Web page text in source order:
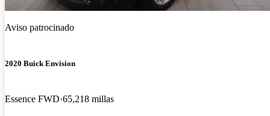
Aviso patrocinado
2020 Buick Envision
Essence FWD 65,218 millas